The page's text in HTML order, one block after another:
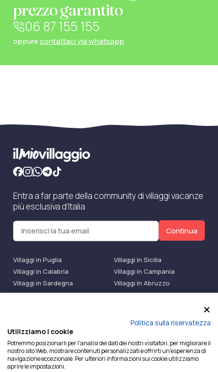
prezzo garantito
06 87 155 155
oppurecontattaci via whatsapp
Entra a far parte della community di villaggi vacanze
più esclusiva d'Italia
Continua
Villaggi in Puglia
Villaggi in Sicilia
Villaggi in Calabria
Villaggi in Campania
Villaggi in Sardegna
Villaggi in Abruzzo
Villaggi Bluserena
Villaggi TH Resort
Ilmiovillaggio è un marchio di Ekiwi S.r.l.
Licenza Agenzia Viaggi e Turismo n° 2015/0133251 del
26/02/2015 e coperta da RC per Agenzia di Viaggi n°
OX00081147 REVO Specialty LiabilityXTravel Agencies.
Politica sulla riservatezza
Utilizziamo i cookie
Potremmo posizionarli per l'analisi dei dati dei nostri visitatori, per migliorare il
nostro sito Web, mostrare contenuti personalizzati e offrirti un'esperienza di
navigazione eccezionale. Per ulteriori informazioni sui cookie utilizziamo
aprire le impostazioni.